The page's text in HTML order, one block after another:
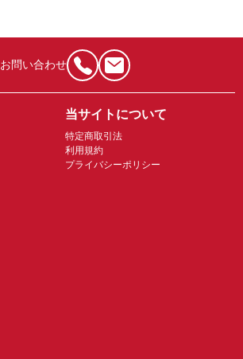
お問い合わせ
当サイトについて
特定商取引法
利用規約
プライバシーポリシー